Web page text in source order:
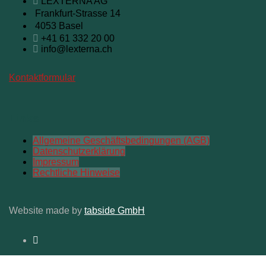
Frankfurt-Strasse 14
4053 Basel
+41 61 332 20 00
info@lexterna.ch
Kontaktformular
Allgemeine Geschäftsbedingungen (AGB)
Datenschutzerklärung
Impressum
Rechtliche Hinweise
Website made by tabside GmbH